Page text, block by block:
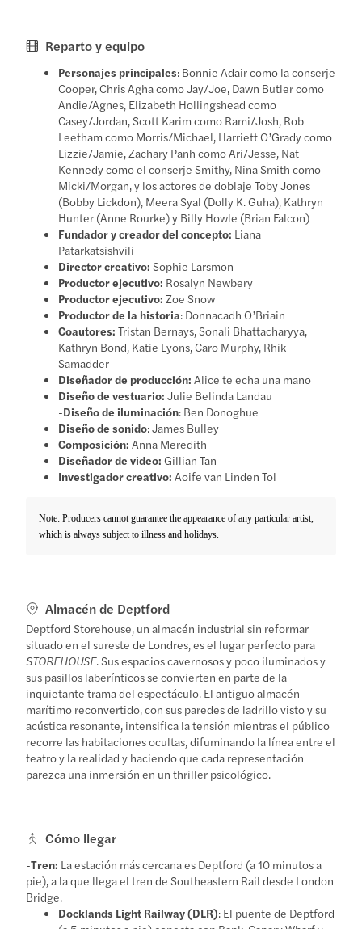
Reparto y equipo
Personajes principales: Bonnie Adair como la conserje
Cooper, Chris Agha como Jay/Joe, Dawn Butler como
Andie/Agnes, Elizabeth Hollingshead como
Casey/Jordan, Scott Karim como Rami/Josh, Rob
Leetham como Morris/Michael, Harriett O’Grady como
Lizzie/Jamie, Zachary Panh como Ari/Jesse, Nat
Kennedy como el conserje Smithy, Nina Smith como
Micki/Morgan, y los actores de doblaje Toby Jones
(Bobby Lickdon), Meera Syal (Dolly K. Guha), Kathryn
Hunter (Anne Rourke) y Billy Howle (Brian Falcon)
Fundador y creador del concepto: Liana
Patarkatsishvili
Director creativo: Sophie Larsmon
Productor ejecutivo: Rosalyn Newbery
Productor ejecutivo: Zoe Snow
Productor de la historia: Donnacadh O’Briain
Coautores: Tristan Bernays, Sonali Bhattacharyya,
Kathryn Bond, Katie Lyons, Caro Murphy, Rhik
Samadder
Diseñador de producción: Alice te echa una mano
Diseño de vestuario: Julie Belinda Landau
-Diseño de iluminación: Ben Donoghue
Diseño de sonido: James Bulley
Composición: Anna Meredith
Diseñador de video: Gillian Tan
Investigador creativo: Aoife van Linden Tol
Note: Producers cannot guarantee the appearance of any particular artist,
which is always subject to illness and holidays.
Almacén de Deptford
Deptford Storehouse, un almacén industrial sin reformar
situado en el sureste de Londres, es el lugar perfecto para
STOREHOUSE. Sus espacios cavernosos y poco iluminados y
sus pasillos laberínticos se convierten en parte de la
inquietante trama del espectáculo. El antiguo almacén
marítimo reconvertido, con sus paredes de ladrillo visto y su
acústica resonante, intensifica la tensión mientras el público
recorre las habitaciones ocultas, difuminando la línea entre el
teatro y la realidad y haciendo que cada representación
parezca una inmersión en un thriller psicológico.
Cómo llegar
-Tren: La estación más cercana es Deptford (a 10 minutos a
pie), a la que llega el tren de Southeastern Rail desde London
Bridge.
Docklands Light Railway (DLR): El puente de Deptford